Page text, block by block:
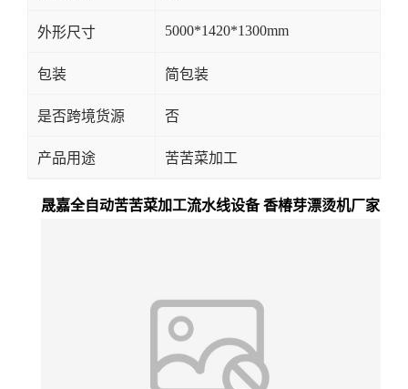
外形尺寸 5000*1420*1300mm
包装 简包装
是否跨境货源 否
产品用途 苦苦菜加工
晟嘉全自动苦苦菜加工流水线设备 香椿芽漂烫机厂家